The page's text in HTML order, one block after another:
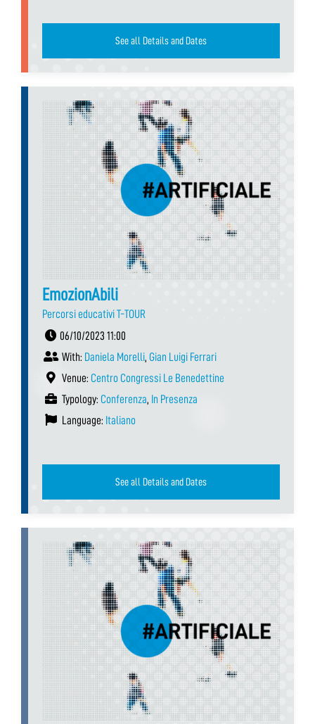
See all Details and Dates
EmozionAbili
Percorsi educativi T-TOUR
06/10/2023 11:00
With: Daniela Morelli, Gian Luigi Ferrari
Venue: Centro Congressi Le Benedettine
Typology: Conferenza, In Presenza
Language: Italiano
See all Details and Dates